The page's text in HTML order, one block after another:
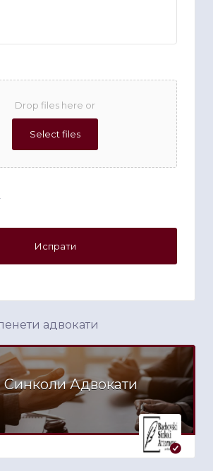
Drop files here or
Select files
адвокати
Синколи Адвокати